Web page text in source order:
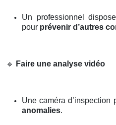
Un professionnel
pour prévenir d’autres
🔹 Faire une analyse vidéo
Une caméra d’inspection
anomalies.